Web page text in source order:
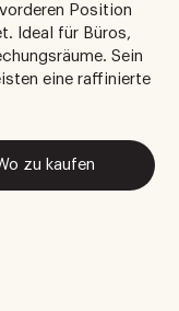
Position
Ideal für Büros,
Sein
eine raffinierte
zu kaufen